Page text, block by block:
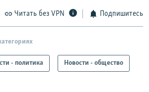
Читать без VPN Подпишитесь
- политика Новости - общество